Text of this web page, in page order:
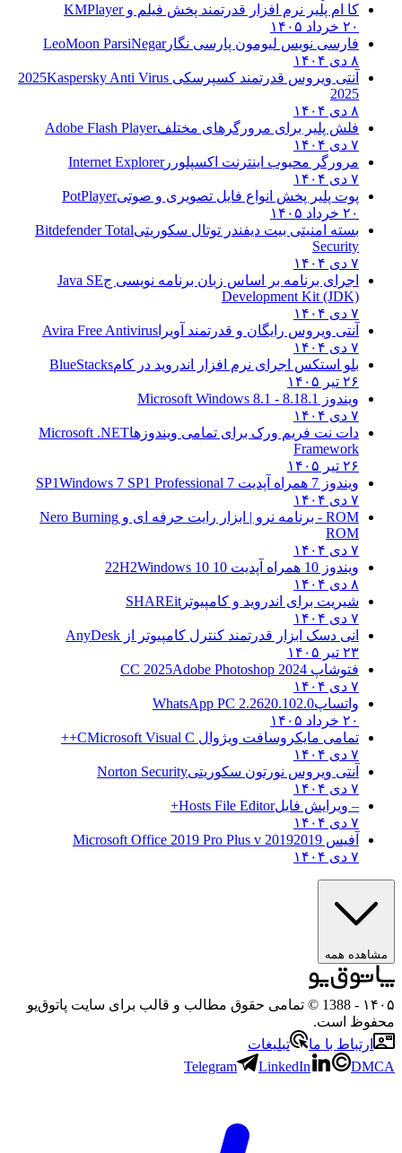
کا ام پلیر نرم افزار قدرتمند پخش فیلم وKMPlayer
فارسی نویس لیومون پارسی نگار LeoMoon ParsiNegar
آنتی ویروس قدرتمند کسپرسکی 2025Kaspersky Anti Virus
فلش پلیر برای مرورگرهای مختلفAdobe Flash Player
مرورگر محبوب اینترنت اکسپلوررInternet Explorer
پوت پلیر پخش انواع فایل تصویری و صوتیPotPlayer
بسته امنیتی بیت دیفندر توتال سکوریتیBitdefender Total
Security
اجرای برنامه بر اساس زبان برنامه نویسی جJava SE
Development Kit (JDK)
آنتی ویروس رایگان و قدرتمند آویراAvira Free Antivirus
بلو استکس اجرای نرم افزار اندروید در کامBlueStacks
ویندوز 8.18.1 - Microsoft Windows 8.1
دات نت فریم ورک برای تمامی ویندوزهاMicrosoft .NET
Framework
ویندوز 7 همراه آپدیت 7 SP1
Windows 7 SP1 Professional
ROM - برنامه نرو | ابزار رایت حرفه ای و
Nero Burning
ROM
ویندوز 10 همراه آپدیت 10 22H2
Windows 10
شیریت برای اندروید و کامپیوترSHAREit
انی دسک ابزار قدرتمند کنترل کامپیوتر ازAnyDesk
فتوشاپ CC 2025Adobe Photoshop 2024
واتساپWhatsApp PC 2.2620.102.0
تمامی مایکروسافت ویژوال CMicrosoft Visual C++
آنتی ویروس نورتون سکوریتیNorton Security
– ویرایش فایلHosts File Editor+
آفیس 20192019 Microsoft Office 2019 Pro Plus v
همه
- 1388 © تمامی حقوق مطالب و قالب برای سایت پاتوق‌یو
است.
با ما
تبلیغات
Telegram
LinkedIn